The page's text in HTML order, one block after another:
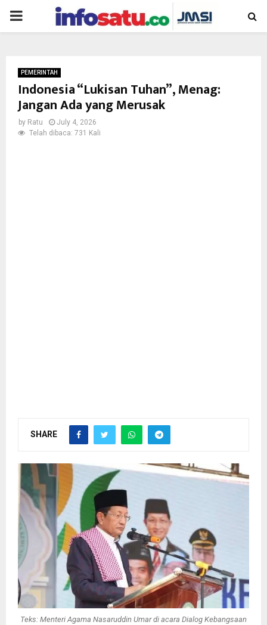
PRIMARY
PEMERINTAH
Indonesia “Lukisan Tuhan”, Menag:
Jangan Ada yang Merusak
by Ratu
July 4, 2026
Telah dibaca: 731 Kali
SHARE
Teks: Menteri Agama Nasaruddin Umar di acara Dialog Kebangsaan